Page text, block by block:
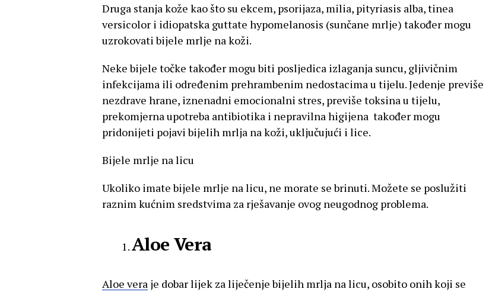
Druga stanja kože kao što su ekcem, psorijaza, milia, pityriasis alba, tinea
versicolor i idiopatska guttate hypomelanosis (sunčane mrlje) također mogu
uzrokovati bijele mrlje na koži.
Neke bijele točke također mogu biti posljedica izlaganja suncu, gljivičnim
infekcijama ili određenim prehrambenim nedostacima u tijelu. Jedenje previše
nezdrave hrane, iznenadni emocionalni stres, previše toksina u tijelu,
prekomjerna upotreba antibiotika i nepravilna higijena također mogu
pridonijeti pojavi bijelih mrlja na koži, uključujući i lice.
Bijele mrlje na licu
Ukoliko imate bijele mrlje na licu, ne morate se brinuti. Možete se poslužiti
raznim kućnim sredstvima za rješavanje ovog neugodnog problema.
Aloe Vera
Aloe vera je dobar lijek za liječenje bijelih mrlja na licu, osobito onih koji se